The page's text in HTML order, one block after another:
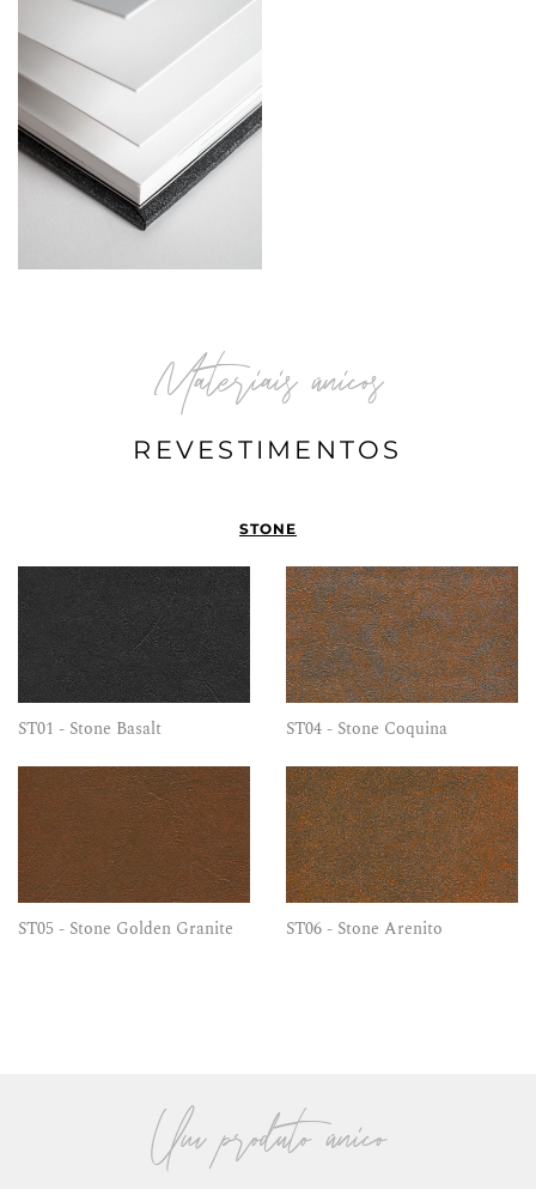
Materiais únicos
REVESTIMENTOS
STONE
ST01 - Stone Basalt ST04 - Stone Coquina
ST05 - Stone Golden Granite ST06 - Stone Arenito
Um produto único